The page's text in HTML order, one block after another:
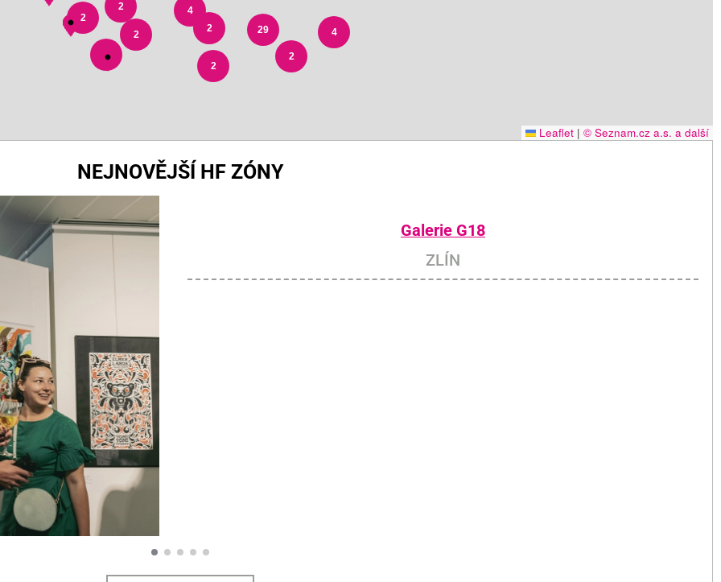
2
2
4
2
4
2
29
2
3
2
Leaflet | © Seznam.cz a.s. a další
NEJNOVĚJŠÍ HF ZÓNY
Galerie G18
ZLÍN